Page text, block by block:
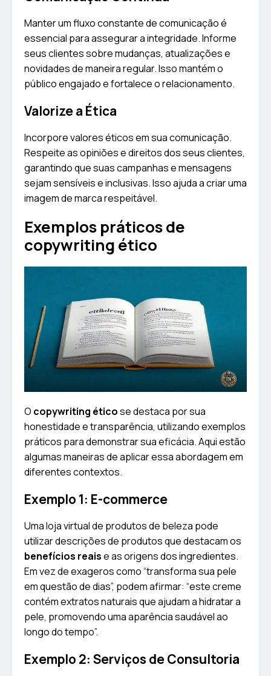
Manter um fluxo constante de comunicação é
essencial para assegurar a integridade. Informe
seus clientes sobre mudanças, atualizações e
novidades de maneira regular. Isso mantém o
público engajado e fortalece o relacionamento.
Valorize a Ética
Incorpore valores éticos em sua comunicação.
Respeite as opiniões e direitos dos seus clientes,
garantindo que suas campanhas e mensagens
sejam sensíveis e inclusivas. Isso ajuda a criar uma
imagem de marca respeitável.
Exemplos práticos de
copywriting ético
O copywriting éticose destaca por sua
honestidade e transparência, utilizando exemplos
práticos para demonstrar sua eficácia. Aqui estão
algumas maneiras de aplicar essa abordagem em
diferentes contextos.
Exemplo 1: E-commerce
Uma loja virtual de produtos de beleza pode
utilizar descrições de produtos que destacam os
benefícios reaise as origens dos ingredientes.
Em vez de exageros como “transforma sua pele
em questão de dias”, podem afirmar: “este creme
contém extratos naturais que ajudam a hidratar a
pele, promovendo uma aparência saudável ao
longo do tempo”.
Exemplo 2: Serviços de Consultoria